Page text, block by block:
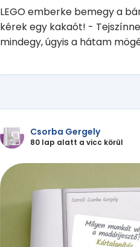
LEGO emberke bemegy a
kérek egy kakaót! -
mindegy, úgyis a hátam
Csorba Gergely
80 lap alatt a vicc körül